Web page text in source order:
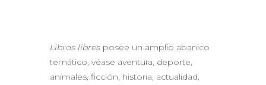
Libros libres posee un amplio abanico
temático, véase aventura, deporte,
animales, ficción, historia, actualidad,